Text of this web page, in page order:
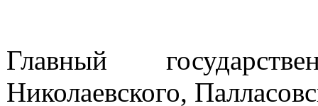
Главный
Николаевского,